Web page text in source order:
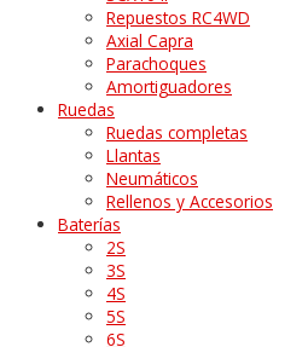
Repuestos RC4WD
Axial Capra
Parachoques
Amortiguadores
Ruedas
Ruedas completas
Llantas
Neumáticos
Rellenos y Accesorios
Baterías
2S
3S
4S
5S
6S